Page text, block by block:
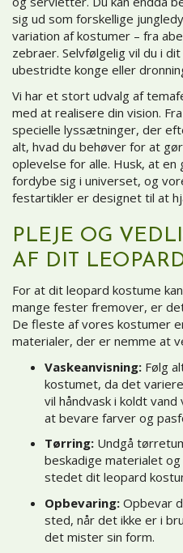
sig ud som forskellige
variation af kostumer – fra
zebraer. Selvfølgelig vil du i
ubestridte konge eller
Vi har et stort udvalg af
med at realisere din vision.
specielle lyssætninger, der
alt, hvad du behøver for at
oplevelse for alle. Husk, at
fordybe sig i universet, og
festartikler er designet til at
PLEJE OG
AF DIT
For at dit leopard kostume
mange fester fremover, er
De fleste af vores kostumer
materialer, der er nemme at
Vaskeanvisning: Følg
kostumet, da det
vil håndvask i koldt
at bevare farver og
Tørring: Undgå
beskadige materialet
stedet dit leopard
Opbevaring: Opbevar
sted, når det ikke er i
det mister sin form.